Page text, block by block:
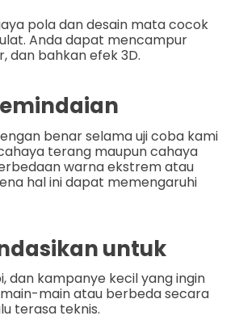
pola dan desain mata cocok
Anda dapat mencampur
dan bahkan efek 3D.
benar selama uji coba kami
terang maupun cahaya
warna ekstrem atau
hal ini dapat memengaruhi
untuk
dan kampanye kecil yang ingin
main atau berbeda secara
terasa teknis.